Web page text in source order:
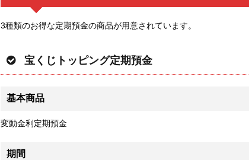
3種類のお得な定期預金の商品が用意されています。
宝くじトッピング定期預金
基本商品
変動金利定期預金
期間